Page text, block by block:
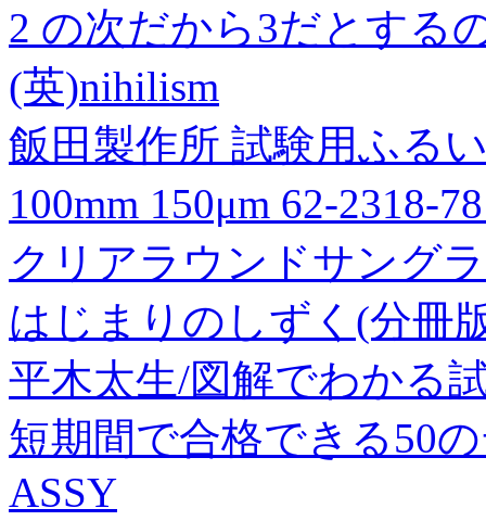
2 の次だから3だとする
(英)nihilism
飯田製作所 試験用ふる
100mm 150μm 62-2318-
クリアラウンドサング
はじまりのしずく(分冊
平木太生/図解でわかる
短期間で合格できる50
ASSY